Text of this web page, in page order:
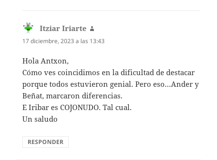
Itziar Iriarte
17 diciembre, 2023 a las 13:43
Hola Antxon,
Cómo ves coincidimos en la dificultad de destacar
porque todos estuvieron genial. Pero eso…Ander y
Beñat, marcaron diferencias.
E Iribar es COJONUDO. Tal cual.
Un saludo
RESPONDER